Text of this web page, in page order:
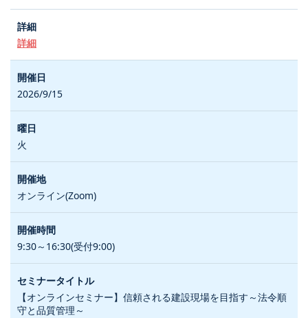
詳細
2026/9/15
火
オンライン(Zoom)
9:30～16:30(受付9:00)
【オンラインセミナー】信頼される建設現場を目指す～法令順
守と品質管理～